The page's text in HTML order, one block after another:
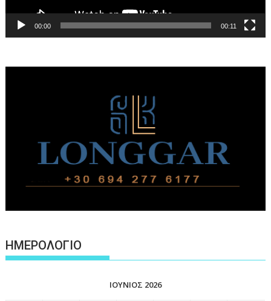
00:00 00:11
ΗΜΕΡΟΛΟΓΙΟ
ΙΟΎΝΙΟΣ 2026